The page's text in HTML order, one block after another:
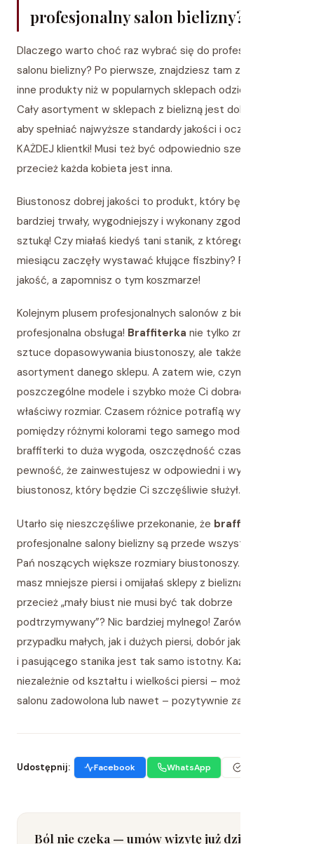
profesjonalny salon bielizny?
Dlaczego warto choć raz wybrać się do profesjonalnego
salonu bielizny? Po pierwsze, znajdziesz tam zupełnie
inne produkty niż w popularnych sklepach odzieżowych.
Cały asortyment w sklepach z bielizną jest dobierany tak,
aby spełniać najwyższe standardy jakości i oczekiwania
KAŻDEJ klientki! Musi też być odpowiednio szeroki, bo
przecież każda kobieta jest inna.
Biustonosz dobrej jakości to produkt, który będzie
bardziej trwały, wygodniejszy i wykonany zgodnie ze
sztuką! Czy miałaś kiedyś tani stanik, z którego po
miesiącu zaczęły wystawać kłujące fiszbiny? Postaw na
jakość, a zapomnisz o tym koszmarze!
Kolejnym plusem profesjonalnych salonów z bielizną jest…
profesjonalna obsługa! Braffiterka nie tylko zna się na
sztuce dopasowywania biustonoszy, ale także zna cały
asortyment danego sklepu. A zatem wie, czym różnią się
poszczególne modele i szybko może Ci dobrać ten
właściwy rozmiar. Czasem różnice potrafią wystąpić
pomiędzy różnymi kolorami tego samego modelu. Pomoc
braffiterki to duża wygoda, oszczędność czasu i
pewność, że zainwestujesz w odpowiedni i wygodny
biustonosz, który będzie Ci szczęśliwie służył.
Utarło się nieszczęśliwe przekonanie, że braffitng
profesjonalne salony bielizny są przede wszystkim dla
Pań noszących większe rozmiary biustonoszy. Czy sama
masz mniejsze piersi i omijałaś sklepy z bielizną, bo
przecież „mały biust nie musi być tak dobrze
podtrzymywany”? Nic bardziej mylnego! Zarówno w
przypadku małych, jak i dużych piersi, dobór jakościowego
i pasującego stanika jest tak samo istotny. Każda z Pań –
niezależnie od kształtu i wielkości piersi – może wyjść z
salonu zadowolona lub nawet – pozytywnie zaskoczona!
Udostępnij: Facebook WhatsApp
Ból nie czeka — umów wizytę już dziś